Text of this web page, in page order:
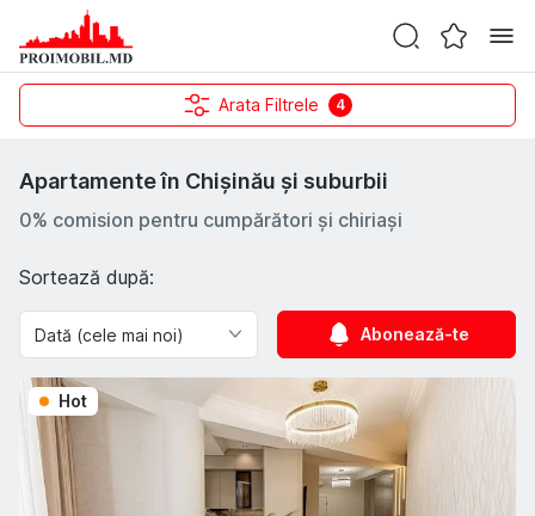
Arata Filtrele 4
Apartamente în Chișinău și suburbii
0% comision pentru cumpărători și chiriași
Sortează după:
Abonează-te
Hot